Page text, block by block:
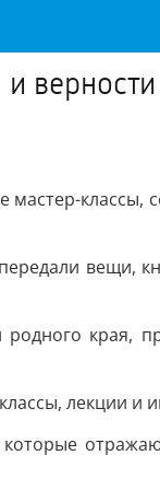
верности
классы,
вещи,
края,
лекции и